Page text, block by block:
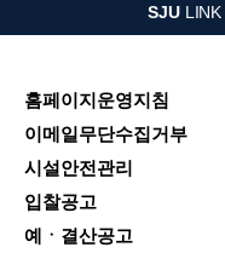
SJU LINK
홈페이지운영지침
이메일무단수집거부
시설안전관리
입찰공고
예ㆍ결산공고